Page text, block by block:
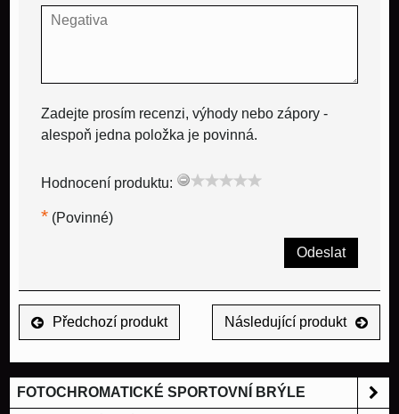
Zadejte prosím recenzi, výhody nebo zápory -
alespoň jedna položka je povinná.
Hodnocení produktu:
* (Povinné)
Odeslat
Předchozí produkt Následující produkt
FOTOCHROMATICKÉ SPORTOVNÍ BRÝLE